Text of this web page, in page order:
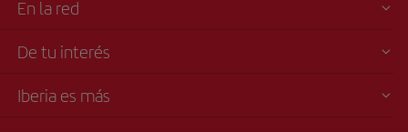
En la red
De tu interés
Iberia es más